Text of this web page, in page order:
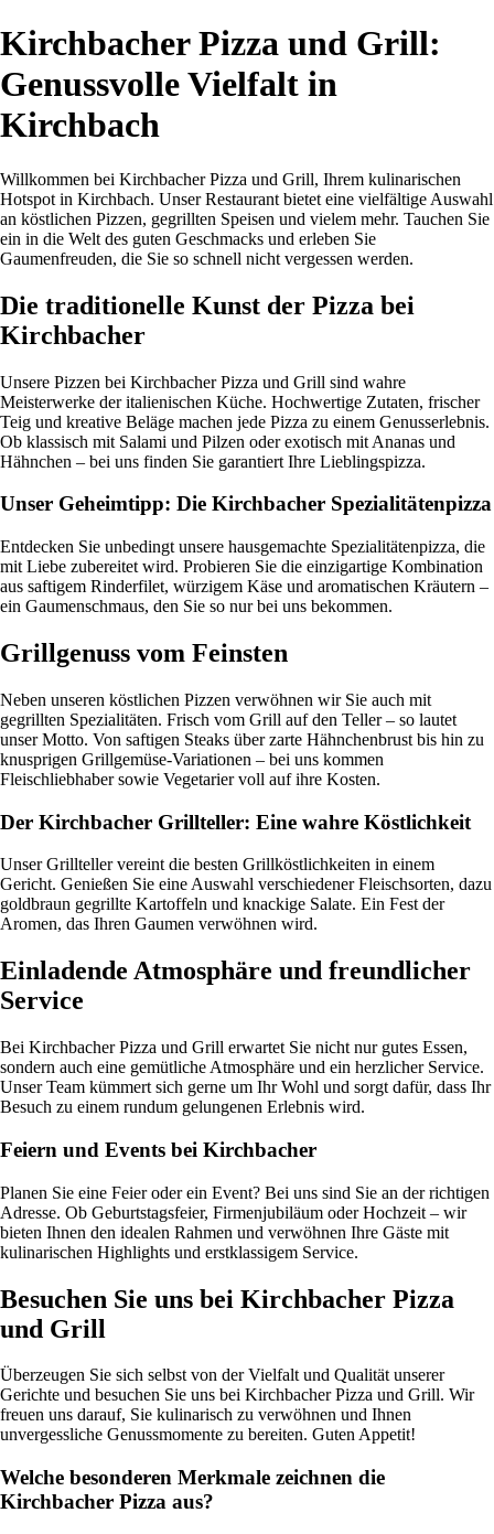
Kirchbacher Pizza und Grill:
Genussvolle Vielfalt in
Kirchbach
Willkommen bei Kirchbacher Pizza und Grill, Ihrem kulinarischen
Hotspot in Kirchbach. Unser Restaurant bietet eine vielfältige Auswahl
an köstlichen Pizzen, gegrillten Speisen und vielem mehr. Tauchen Sie
ein in die Welt des guten Geschmacks und erleben Sie
Gaumenfreuden, die Sie so schnell nicht vergessen werden.
Die traditionelle Kunst der Pizza bei
Kirchbacher
Unsere Pizzen bei Kirchbacher Pizza und Grill sind wahre
Meisterwerke der italienischen Küche. Hochwertige Zutaten, frischer
Teig und kreative Beläge machen jede Pizza zu einem Genusserlebnis.
Ob klassisch mit Salami und Pilzen oder exotisch mit Ananas und
Hähnchen – bei uns finden Sie garantiert Ihre Lieblingspizza.
Unser Geheimtipp: Die Kirchbacher Spezialitätenpizza
Entdecken Sie unbedingt unsere hausgemachte Spezialitätenpizza, die
mit Liebe zubereitet wird. Probieren Sie die einzigartige Kombination
aus saftigem Rinderfilet, würzigem Käse und aromatischen Kräutern –
ein Gaumenschmaus, den Sie so nur bei uns bekommen.
Grillgenuss vom Feinsten
Neben unseren köstlichen Pizzen verwöhnen wir Sie auch mit
gegrillten Spezialitäten. Frisch vom Grill auf den Teller – so lautet
unser Motto. Von saftigen Steaks über zarte Hähnchenbrust bis hin zu
knusprigen Grillgemüse-Variationen – bei uns kommen
Fleischliebhaber sowie Vegetarier voll auf ihre Kosten.
Der Kirchbacher Grillteller: Eine wahre Köstlichkeit
Unser Grillteller vereint die besten Grillköstlichkeiten in einem
Gericht. Genießen Sie eine Auswahl verschiedener Fleischsorten, dazu
goldbraun gegrillte Kartoffeln und knackige Salate. Ein Fest der
Aromen, das Ihren Gaumen verwöhnen wird.
Einladende Atmosphäre und freundlicher
Service
Bei Kirchbacher Pizza und Grill erwartet Sie nicht nur gutes Essen,
sondern auch eine gemütliche Atmosphäre und ein herzlicher Service.
Unser Team kümmert sich gerne um Ihr Wohl und sorgt dafür, dass Ihr
Besuch zu einem rundum gelungenen Erlebnis wird.
Feiern und Events bei Kirchbacher
Planen Sie eine Feier oder ein Event? Bei uns sind Sie an der richtigen
Adresse. Ob Geburtstagsfeier, Firmenjubiläum oder Hochzeit – wir
bieten Ihnen den idealen Rahmen und verwöhnen Ihre Gäste mit
kulinarischen Highlights und erstklassigem Service.
Besuchen Sie uns bei Kirchbacher Pizza
und Grill
Überzeugen Sie sich selbst von der Vielfalt und Qualität unserer
Gerichte und besuchen Sie uns bei Kirchbacher Pizza und Grill. Wir
freuen uns darauf, Sie kulinarisch zu verwöhnen und Ihnen
unvergessliche Genussmomente zu bereiten. Guten Appetit!
Welche besonderen Merkmale zeichnen die
Kirchbacher Pizza aus?